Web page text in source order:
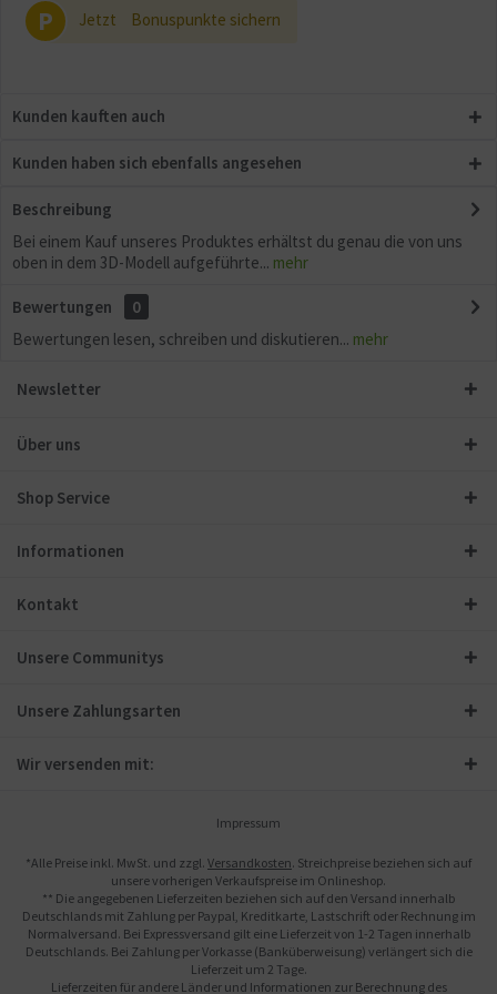
P Jetzt Bonuspunkte sichern
Kunden kauften auch
Kunden haben sich ebenfalls angesehen
Beschreibung
Bei einem Kauf unseres Produktes erhältst du genau die von uns
oben in dem 3D-Modell aufgeführte... mehr
Bewertungen
0
Bewertungen lesen, schreiben und diskutieren... mehr
Newsletter
Über uns
Shop Service
Informationen
Kontakt
Unsere Communitys
Unsere Zahlungsarten
Wir versenden mit:
Impressum
*Alle Preise inkl. MwSt. und zzgl. Versandkosten. Streichpreise beziehen sich auf
unsere vorherigen Verkaufspreise im Onlineshop.
** Die angegebenen Lieferzeiten beziehen sich auf den Versand innerhalb
Deutschlands mit Zahlung per Paypal, Kreditkarte, Lastschrift oder Rechnung im
Normalversand. Bei Expressversand gilt eine Lieferzeit von 1-2 Tagen innerhalb
Deutschlands. Bei Zahlung per Vorkasse (Banküberweisung) verlängert sich die
Lieferzeit um 2 Tage.
Lieferzeiten für andere Länder und Informationen zur Berechnung des